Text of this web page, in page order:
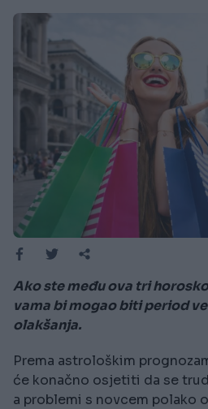
Ako ste među ova tri
vama bi mogao biti period
olakšanja.
Prema astrološkim
će konačno osjetiti da se
a problemi s novcem polako